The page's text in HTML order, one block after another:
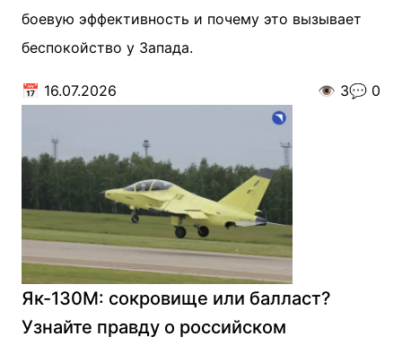
боевую эффективность и почему это вызывает
беспокойство у Запада.
📅 16.07.2026 👁️ 3💬 0
Як-130М: сокровище или балласт?
Узнайте правду о российском